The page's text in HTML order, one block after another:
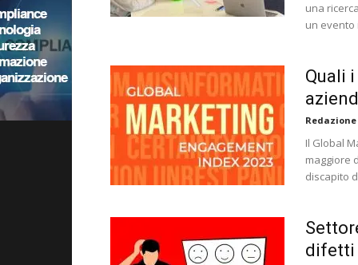
una
un
Quali
Il Global
maggiore
discapito
difetti